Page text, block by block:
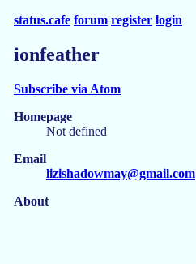
status.cafe forum register login
ionfeather
Subscribe via Atom
Homepage
Not defined
Email
lizishadowmay@gmail.com
About